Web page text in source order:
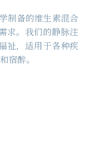
制备的维生素混合
求。我们的静脉注
祉，适用于各种疾
宿醉。